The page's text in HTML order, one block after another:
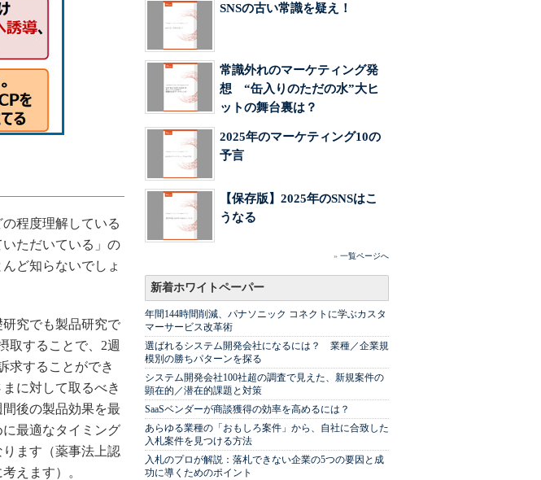
程度理解している
ただいている」の
ど知らないでしょ
究でも製品研究で
取することで、2週
求することができ
に対して取るべき
後の製品効果を最
最適なタイミング
ます（薬事法上認
えます）。
SNSの古い常識を疑え！
常識外れのマーケティング発
想 “缶入りのただの水”大ヒ
ットの舞台裏は？
2025年のマーケティング10の
予言
【保存版】2025年のSNSはこ
うなる
» 一覧ページへ
新着ホワイトペーパー
年間144時間削減、パナソニック コネクトに学ぶカスタ
マーサービス改革術
選ばれるシステム開発会社になるには？ 業種／企業規
模別の勝ちパターンを探る
システム開発会社100社超の調査で見えた、新規案件の
顕在的／潜在的課題と対策
SaaSベンダーが商談獲得の効率を高めるには？
あらゆる業種の「おもしろ案件」から、自社に合致した
入札案件を見つける方法
入札のプロが解説：落札できない企業の5つの要因と成
功に導くためのポイント